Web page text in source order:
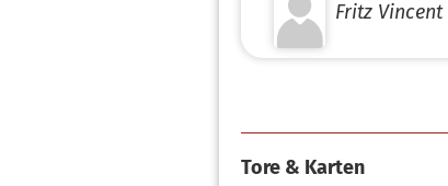
Fritz Vincent
Tore & Karten